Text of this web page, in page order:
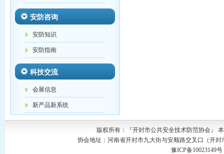
安防咨询
安防知识
安防指南
科技交流
会展信息
新产品新系统
版权所有：『开封市公共安全技术防范协会』
协会地址：河南省开封市九大街与安顺路交叉口（开封
豫ICP备10023149